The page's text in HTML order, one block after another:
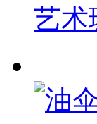
艺术